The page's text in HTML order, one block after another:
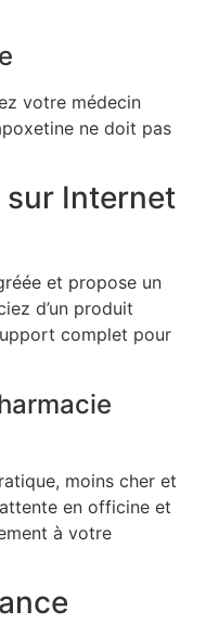
votre médecin
ne doit pas
sur Internet
et propose un
d’un produit
complet pour
moins cher et
en officine et
à votre